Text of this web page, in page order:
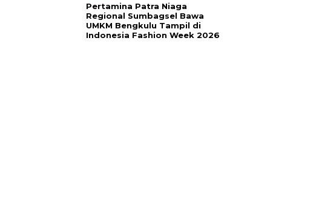
Pertamina Patra Niaga
Regional Sumbagsel Bawa
UMKM Bengkulu Tampil di
Indonesia Fashion Week 2026